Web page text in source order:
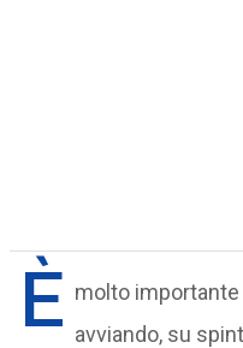
È molto importante
avviando, su